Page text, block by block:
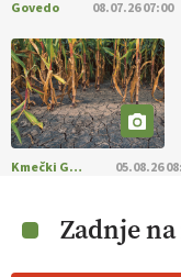
Govedo 08.07.26 07:00
Kmečki Glas 05.08.26
Zadnje